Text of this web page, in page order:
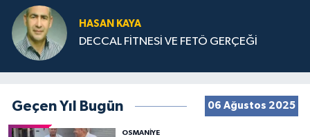
HASAN KAYA
DECCAL FİTNESİ VE FETÖ GERÇEĞİ
Geçen Yıl Bugün 06 Ağustos 2025
OSMANIYE